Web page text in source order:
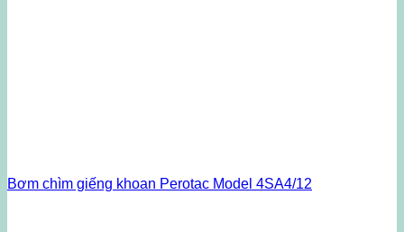
Bơm chìm giếng khoan Perotac Model 4SA4/12